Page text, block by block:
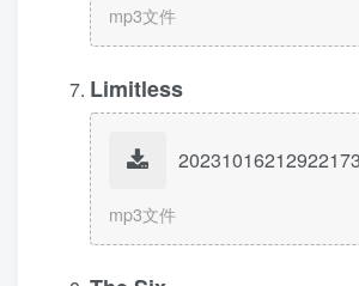
mp3文件
Limitless
mp3文件